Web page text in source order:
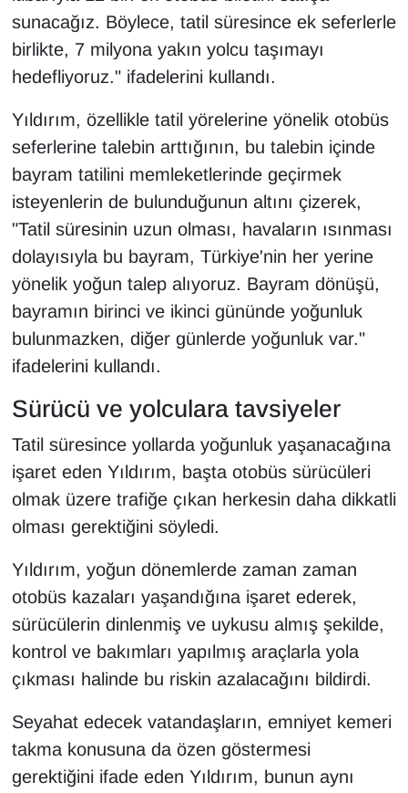
sunacağız. Böylece, tatil süresince ek seferlerle
birlikte, 7 milyona yakın yolcu taşımayı
hedefliyoruz." ifadelerini kullandı.
Yıldırım, özellikle tatil yörelerine yönelik otobüs
seferlerine talebin arttığının, bu talebin içinde
bayram tatilini memleketlerinde geçirmek
isteyenlerin de bulunduğunun altını çizerek,
"Tatil süresinin uzun olması, havaların ısınması
dolayısıyla bu bayram, Türkiye'nin her yerine
yönelik yoğun talep alıyoruz. Bayram dönüşü,
bayramın birinci ve ikinci gününde yoğunluk
bulunmazken, diğer günlerde yoğunluk var."
ifadelerini kullandı.
Sürücü ve yolculara tavsiyeler
Tatil süresince yollarda yoğunluk yaşanacağına
işaret eden Yıldırım, başta otobüs sürücüleri
olmak üzere trafiğe çıkan herkesin daha dikkatli
olması gerektiğini söyledi.
Yıldırım, yoğun dönemlerde zaman zaman
otobüs kazaları yaşandığına işaret ederek,
sürücülerin dinlenmiş ve uykusu almış şekilde,
kontrol ve bakımları yapılmış araçlarla yola
çıkması halinde bu riskin azalacağını bildirdi.
Seyahat edecek vatandaşların, emniyet kemeri
takma konusuna da özen göstermesi
gerektiğini ifade eden Yıldırım, bunun aynı
YEREL